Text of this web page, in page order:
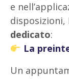
e
disposizioni,
dedicato:
La
Un